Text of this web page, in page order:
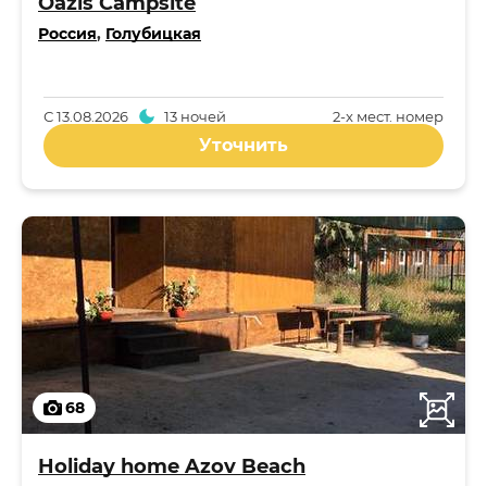
Россия, Голубицкая
2-x мест. номер
С13.08.2026 13 ночей
Уточнить
68
Holiday home Azov Beach